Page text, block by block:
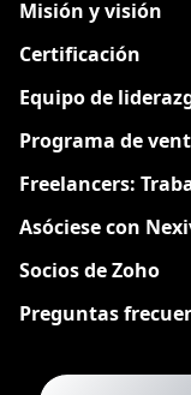
Misión y visión
Certificación
Equipo de
Programa de
Freelancers:
Asóciese con
Socios de Zoho
Preguntas